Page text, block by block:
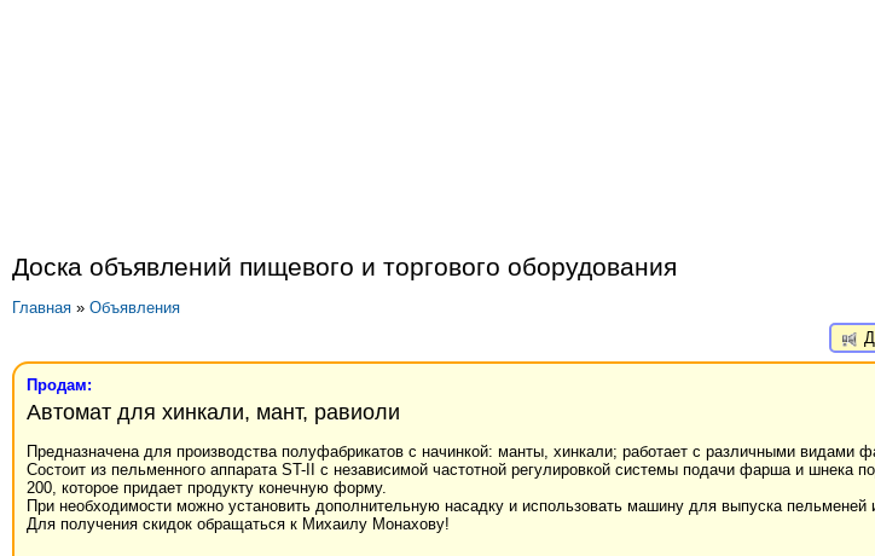
Доска объявлений пищевого и торгового оборудования
Главная » Объявления
Продам:
Автомат для хинкали, мант, равиоли
Предназначена для производства полуфабрикатов с начинкой: манты, хинкали; работает с различными
Состоит из пельменного аппарата ST-II с независимой частотной регулировкой системы подачи фарша и шнека
200, которое придает продукту конечную форму.
При необходимости можно установить дополнительную насадку и использовать машину для выпуска пельменей
Для получения скидок обращаться к Михаилу Монахову!